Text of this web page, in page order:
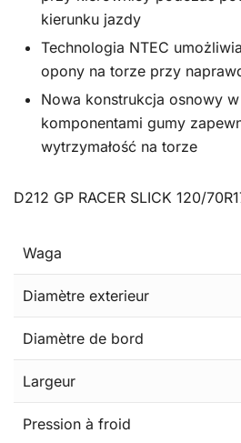
kierunku jazdy
Technologia NTEC
opony na torze przy
Nowa konstrukcja osnowy
komponentami gumy
wytrzymałość na torze
D212 GP RACER SLICK 120/
Waga
Diamètre exterieur
Diamètre de bord
Largeur
Pression à froid